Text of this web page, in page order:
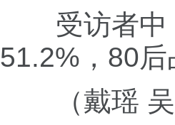
受访者中，
51.2%，80
（戴瑶